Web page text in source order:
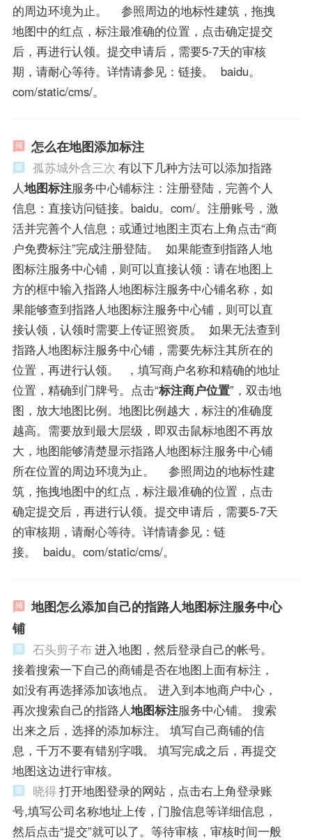
的周边环境为止。 参照周边的地标性建筑，拖拽
地图中的红点，标注最准确的位置，点击确定提交
后，再进行认领。提交申请后，需要5-7天的审核
期，请耐心等待。详情请参见：链接。 baidu。
com/static/cms/。
怎么在地图添加标注
孤苏城外含三次 有以下几种方法可以添加指路
人地图标注服务中心铺标注：注册登陆，完善个人
信息：直接访问链接。baidu。com/。注册账号，激
活并完善个人信息；或通过地图主页右上角点击“商
户免费标注”完成注册登陆。 如果能查到指路人地
图标注服务中心铺，则可以直接认领：请在地图上
方的框中输入指路人地图标注服务中心铺名称，如
果能够查到指路人地图标注服务中心铺，则可以直
接认领，认领时需要上传证照资质。 如果无法查到
指路人地图标注服务中心铺，需要先标注其所在的
位置，再进行认领。 ，填写商户名称和精确的地址
位置，精确到门牌号。点击“标注商户位置”，双击地
图，放大地图比例。地图比例越大，标注的准确度
越高。需要放到最大层级，即双击鼠标地图不再放
大，地图能够清楚显示指路人地图标注服务中心铺
所在位置的周边环境为止。 参照周边的地标性建
筑，拖拽地图中的红点，标注最准确的位置，点击
确定提交后，再进行认领。提交申请后，需要5-7天
的审核期，请耐心等待。详情请参见：链
接。 baidu。com/static/cms/。
地图怎么添加自己的指路人地图标注服务中心
铺
石头剪子布进入地图，然后登录自己的帐号。
接着搜索一下自己的商铺是否在地图上面有标注，
如没有再选择添加该地点。 进入到本地商户中心，
再次搜索自己的指路人地图标注服务中心铺。 搜索
出来之后，选择的添加标注。 填写自己商铺的信
息，千万不要有错别字哦。 填写完成之后，再提交
地图这边进行审核。
晓得打开地图登录的网站，点击右上角登录账
号,填写公司名称地址上传，门脸信息等详细信息，
然后点击“提交”就可以了。等待审核，审核时间一般